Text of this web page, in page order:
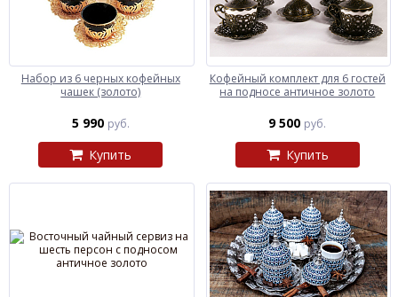
Набор из 6 черных кофейных
чашек (золото)
5 990 руб.
Купить
Кофейный комплект для 6 гостей
на подносе античное золото
9 500 руб.
Купить